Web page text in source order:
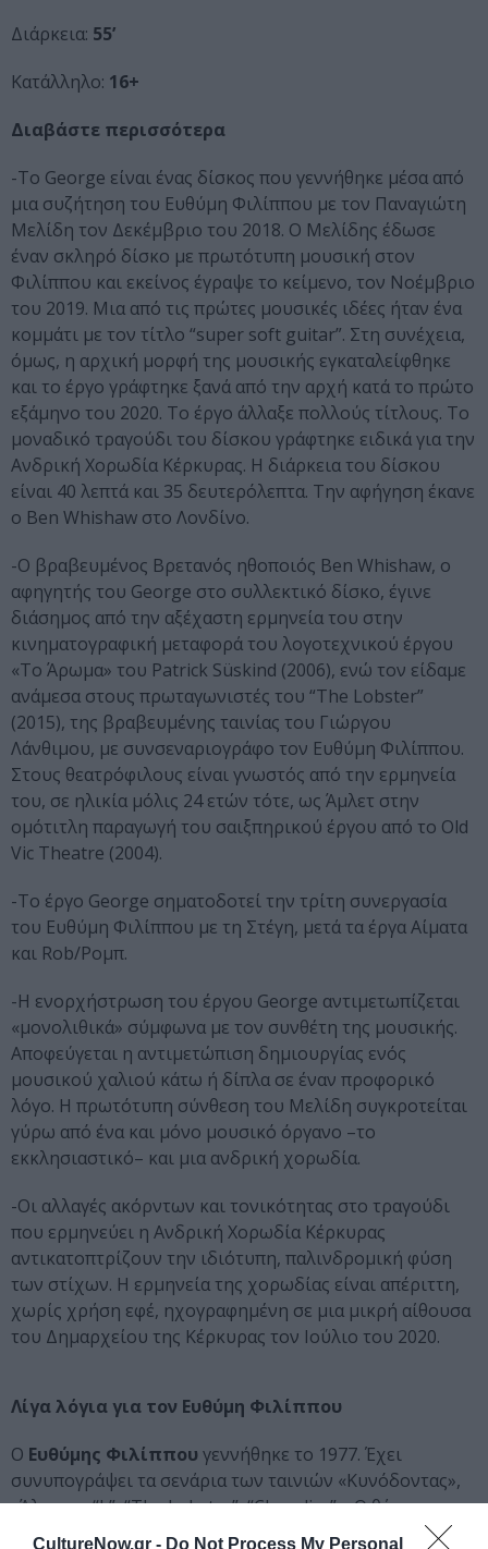
CultureNow.gr - Do Not Process My Personal
Διάρκεια: 55’
Κατάλληλο: 16+
Διαβάστε περισσότερα
-Το George είναι ένας δίσκος που γεννήθηκε μέσα από
μια συζήτηση του Ευθύμη Φιλίππου με τον Παναγιώτη
Μελίδη τον Δεκέμβριο του 2018. Ο Μελίδης έδωσε
έναν σκληρό δίσκο με πρωτότυπη μουσική στον
Φιλίππου και εκείνος έγραψε το κείμενο, τον Νοέμβριο
του 2019. Μια από τις πρώτες μουσικές ιδέες ήταν ένα
κομμάτι με τον τίτλο “super soft guitar”. Στη συνέχεια,
όμως, η αρχική μορφή της μουσικής εγκαταλείφθηκε
και το έργο γράφτηκε ξανά από την αρχή κατά το πρώτο
εξάμηνο του 2020. Το έργο άλλαξε πολλούς τίτλους. Το
μοναδικό τραγούδι του δίσκου γράφτηκε ειδικά για την
Ανδρική Χορωδία Κέρκυρας. Η διάρκεια του δίσκου
είναι 40 λεπτά και 35 δευτερόλεπτα. Την αφήγηση έκανε
ο Ben Whishaw στο Λονδίνο.
-Ο βραβευμένος Βρετανός ηθοποιός Ben Whishaw, ο
αφηγητής του George στο συλλεκτικό δίσκο, έγινε
διάσημος από την αξέχαστη ερμηνεία του στην
κινηματογραφική μεταφορά του λογοτεχνικού έργου
«Το Άρωμα» του Patrick Süskind (2006), ενώ τον είδαμε
ανάμεσα στους πρωταγωνιστές του “The Lobster”
(2015), της βραβευμένης ταινίας του Γιώργου
Λάνθιμου, με συνσεναριογράφο τον Ευθύμη Φιλίππου.
Στους θεατρόφιλους είναι γνωστός από την ερμηνεία
του, σε ηλικία μόλις 24 ετών τότε, ως Άμλετ στην
ομότιτλη παραγωγή του σαιξπηρικού έργου από το Old
Vic Theatre (2004).
-Το έργο George σηματοδοτεί την τρίτη συνεργασία
του Ευθύμη Φιλίππου με τη Στέγη, μετά τα έργα Αίματα
και Rob/Ρομπ.
-Η ενορχήστρωση του έργου George αντιμετωπίζεται
«μονολιθικά» σύμφωνα με τον συνθέτη της μουσικής.
Αποφεύγεται η αντιμετώπιση δημιουργίας ενός
μουσικού χαλιού κάτω ή δίπλα σε έναν προφορικό
λόγο. Η πρωτότυπη σύνθεση του Μελίδη συγκροτείται
γύρω από ένα και μόνο μουσικό όργανο –το
εκκλησιαστικό– και μια ανδρική χορωδία.
-Οι αλλαγές ακόρντων και τονικότητας στο τραγούδι
που ερμηνεύει η Ανδρική Χορωδία Κέρκυρας
αντικατοπτρίζουν την ιδιότυπη, παλινδρομική φύση
των στίχων. Η ερμηνεία της χορωδίας είναι απέριττη,
χωρίς χρήση εφέ, ηχογραφημένη σε μια μικρή αίθουσα
του Δημαρχείου της Κέρκυρας τον Ιούλιο του 2020.
Λίγα λόγια για τον Ευθύμη Φιλίππου
Ο Ευθύμης Φιλίππου γεννήθηκε το 1977. Έχει
συνυπογράψει τα σενάρια των ταινιών «Κυνόδοντας»,
«Άλπεις», “L”, “The Lobster”, “Chevalier”, «Ο θάνατος του
ιερού ελαφιού», “Pity”, “And”. Έχει γράψει τα βιβλία